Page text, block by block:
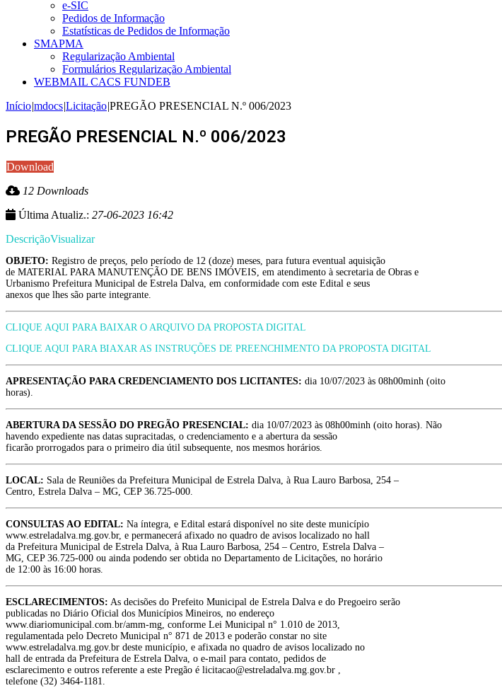
e-SIC
Pedidos de Informação
Estatísticas de Pedidos de Informação
SMAPMA
Regularização Ambiental
Formulários Regularização Ambiental
WEBMAIL CACS FUNDEB
Início|mdocs|Licitação|PREGÃO PRESENCIAL N.º 006/2023
PREGÃO PRESENCIAL N.º 006/2023
Download
12 Downloads
Última Atualiz.: 27-06-2023 16:42
DescriçãoVisualizar
OBJETO: Registro de preços, pelo período de 12 (doze) meses, para futura eventual aquisição
de MATERIAL PARA MANUTENÇÃO DE BENS IMÓVEIS, em atendimento à secretaria de Obras e
Urbanismo Prefeitura Municipal de Estrela Dalva, em conformidade com este Edital e seus
anexos que lhes são parte integrante.
CLIQUE AQUI PARA BAIXAR O ARQUIVO DA PROPOSTA DIGITAL
CLIQUE AQUI PARA BIAXAR AS INSTRUÇÕES DE PREENCHIMENTO DA PROPOSTA DIGITAL
APRESENTAÇÃO PARA CREDENCIAMENTO DOS LICITANTES: dia 10/07/2023 às 08h00minh (oito
horas).
ABERTURA DA SESSÃO DO PREGÃO PRESENCIAL: dia 10/07/2023 às 08h00minh (oito horas). Não
havendo expediente nas datas supracitadas, o credenciamento e a abertura da sessão
ficarão prorrogados para o primeiro dia útil subsequente, nos mesmos horários.
LOCAL: Sala de Reuniões da Prefeitura Municipal de Estrela Dalva, à Rua Lauro Barbosa, 254 –
Centro, Estrela Dalva – MG, CEP 36.725-000.
CONSULTAS AO EDITAL: Na íntegra, e Edital estará disponível no site deste município
www.estreladalva.mg.gov.br, e permanecerá afixado no quadro de avisos localizado no hall
da Prefeitura Municipal de Estrela Dalva, à Rua Lauro Barbosa, 254 – Centro, Estrela Dalva –
MG, CEP 36.725-000 ou ainda podendo ser obtida no Departamento de Licitações, no horário
de 12:00 às 16:00 horas.
ESCLARECIMENTOS: As decisões do Prefeito Municipal de Estrela Dalva e do Pregoeiro serão
publicadas no Diário Oficial dos Municípios Mineiros, no endereço
www.diariomunicipal.com.br/amm-mg, conforme Lei Municipal n° 1.010 de 2013,
regulamentada pelo Decreto Municipal n° 871 de 2013 e poderão constar no site
www.estreladalva.mg.gov.br deste município, e afixada no quadro de avisos localizado no
hall de entrada da Prefeitura de Estrela Dalva, o e-mail para contato, pedidos de
esclarecimento e outros referente a este Pregão é licitacao@estreladalva.mg.gov.br ,
telefone (32) 3464-1181.